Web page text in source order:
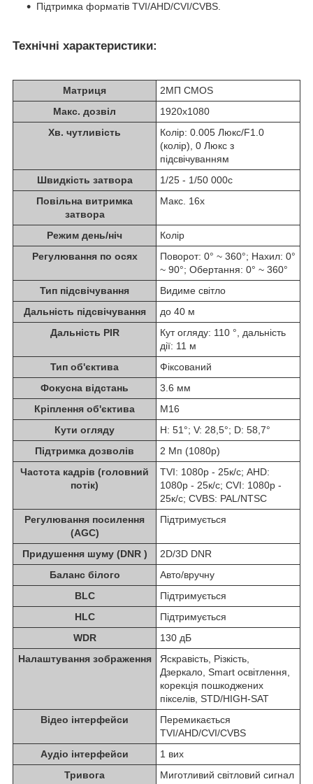
Підтримка форматів TVI/AHD/CVI/CVBS.
Технічні характеристики:
Матриця
2МП CMOS
Макс. дозвіл
1920x1080
Хв. чутливість
Колір: 0.005 Люкс/F1.0
(колір), 0 Люкс з
підсвічуванням
Швидкість затвора
1/25 - 1/50 000с
Повільна витримка
затвора
Макс. 16х
Режим день/ніч
Колір
Регулювання по осях
Поворот: 0° ~ 360°; Нахил: 0°
~ 90°; Обертання: 0° ~ 360°
Тип підсвічування
Видиме світло
Дальність підсвічування
до 40 м
Дальність PIR
Кут огляду: 110 °, дальність
дії: 11 м
Тип об'єктива
Фіксований
Фокусна відстань
3.6 мм
Кріплення об'єктива
М16
Кути огляду
H: 51°; V: 28,5°; D: 58,7°
Підтримка дозволів
2 Мп (1080р)
Частота кадрів (головний
потік)
TVI: 1080p - 25к/с; AHD:
1080p - 25к/с; CVI: 1080p -
25к/с; CVBS: PAL/NTSC
Регулювання посилення
(AGC)
Підтримується
Придушення шуму (DNR )
2D/3D DNR
Баланс білого
Авто/вручну
BLC
Підтримується
HLC
Підтримується
WDR
130 дБ
Налаштування зображення
Яскравість, Різкість,
Дзеркало, Smart освітлення,
корекція пошкоджених
пікселів, STD/HIGH-SAT
Відео інтерфейси
Перемикається
TVI/AHD/CVI/CVBS
Аудіо інтерфейси
1 вих
Тривога
Миготливий світловий сигнал